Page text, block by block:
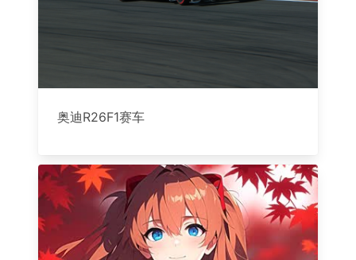
奥迪R26F1赛车